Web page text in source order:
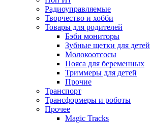
Радиоуправляемые
Творчество и хобби
Товары для родителей
Бэби мониторы
Зубные щетки для детей
Молокоотсосы
Пояса для беременных
Триммеры для детей
Прочие
Транспорт
Трансформеры и роботы
Прочее
Magic Tracks